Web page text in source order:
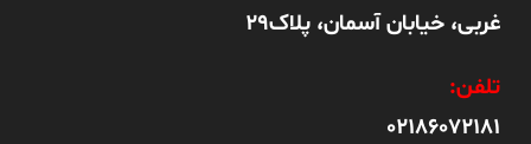
غربی، خیابان آسمان، پلاک29
تلفن:
02186072181